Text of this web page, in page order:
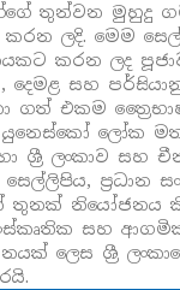
තුන්වන මුහුදු
කරන ලදි. මෙම
කරන ලද
දෙමළ සහ
ගත් එකම
යුනෙස්කෝ ලෝක
ශ්‍රී ලංකාව සහ
සෙල්ලිපිය, ප්‍රධාන
තුනක්
සහ
ලෙස ශ්‍රී